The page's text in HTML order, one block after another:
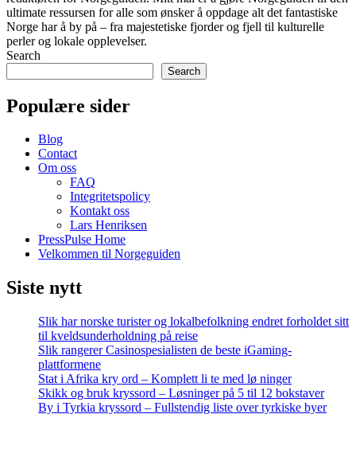
ultimate ressursen for alle som ønsker å oppdage alt det fantastiske
Norge har å by på – fra majestetiske fjorder og fjell til kulturelle
perler og lokale opplevelser.
Search
Search
Populære sider
Blog
Contact
Om oss
FAQ
Integritetspolicy
Kontakt oss
Lars Henriksen
PressPulse Home
Velkommen til Norgeguiden
Siste nytt
Slik har norske turister og lokalbefolkning endret forholdet sitt
til kveldsunderholdning på reise
Slik rangerer Casinospesialisten de beste iGaming-
plattformene
Stat i Afrika kry ord – Komplett li te med lø ninger
Skikk og bruk kryssord – Løsninger på 5 til 12 bokstaver
By i Tyrkia kryssord – Fullstendig liste over tyrkiske byer